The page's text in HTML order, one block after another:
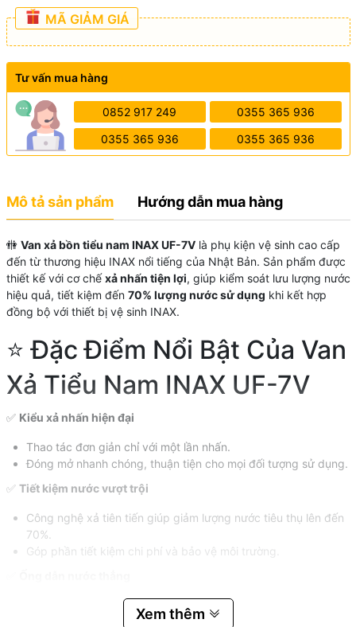
MÃ GIẢM GIÁ
Tư vấn mua hàng
0852 917 249 0355 365 936
0355 365 936 0355 365 936
Mô tả sản phẩm Hướng dẫn mua hàng
🚻 Van xả bồn tiểu nam INAX UF-7Vlà phụ kiện vệ sinh cao cấp
đến từ thương hiệu INAX nổi tiếng của Nhật Bản. Sản phẩm được
thiết kế với cơ chếxả nhấn tiện lợi, giúp kiểm soát lưu lượng nước
hiệu quả, tiết kiệm đến 70% lượng nước sử dụng khi kết hợp
đồng bộ với thiết bị vệ sinh INAX.
⭐ Đặc Điểm Nổi Bật Của Van
Xả Tiểu Nam INAX UF-7V
✅ Kiểu xả nhấn hiện đại
Thao tác đơn giản chỉ với một lần nhấn.
Đóng mở nhanh chóng, thuận tiện cho mọi đối tượng sử dụng.
✅ Tiết kiệm nước vượt trội
Công nghệ xả tiên tiến giúp giảm lượng nước tiêu thụ lên đến
70%.
Góp phần tiết kiệm chi phí và bảo vệ môi trường.
Thiết kế tối ưu dòng chảy.
Tăng hiệu quả xả rửa và hạn chế tình trạng tắc nghẽn.
Xem thêm